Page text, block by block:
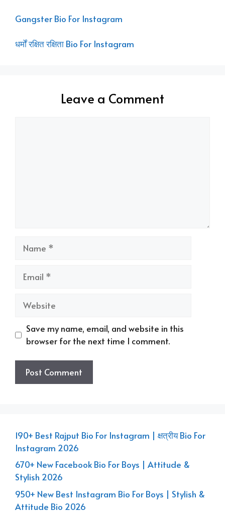
Gangster Bio For Instagram
धर्मों रक्षित रक्षिता Bio For Instagram
Leave a Comment
Name
Email
Website
Save my name, email, and website in this
browser for the next time I comment.
190+ Best Rajput Bio For Instagram | क्षत्रीय Bio For
Instagram 2026
670+ New Facebook Bio For Boys | Attitude &
Stylish 2026
950+ New Best Instagram Bio For Boys | Stylish &
Attitude Bio 2026